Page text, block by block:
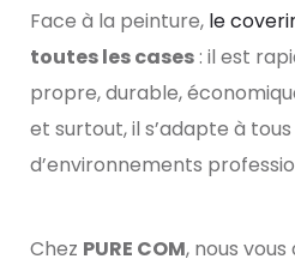
Face à la peinture, le
toutes les cases : il est
propre, durable,
et surtout, il s’adapte à
d’environnements
Chez PURE COM, nous